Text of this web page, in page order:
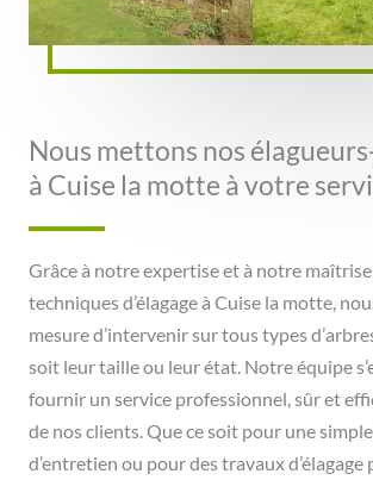
Nous mettons nos
à Cuise la motte à votre
Grâce à notre expertise et à notre
techniques d’élagage à Cuise la motte,
mesure d’intervenir sur tous types
soit leur taille ou leur état. Notre équipe
fournir un service professionnel, sûr et
de nos clients. Que ce soit pour une
d’entretien ou pour des travaux d’élagage